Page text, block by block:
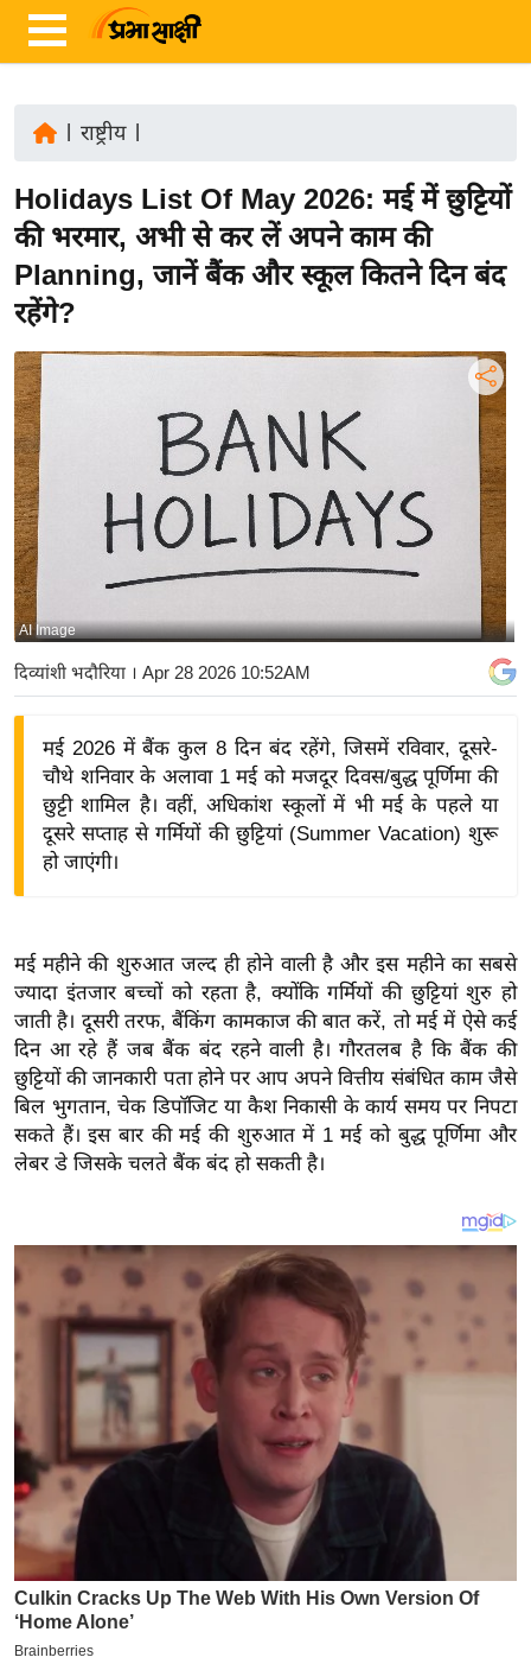
ज़ा
ख
ब
र
ष्ट्री
य
अं
त
र्रा
ष्ट्री
य
बि
ज़
स
द्यो
शे
ष
ज्ञ
रा
य
ब
ज
ट
के
L
2
0
2
6
क्रा
इ
म
राष्ट्रीय|
Holidays List Of May 2026: मई में छुट्टियों
की भरमार, अभी से कर लें अपने काम की
Planning, जानें बैंक और स्कूल कितने दिन बंद
रहेंगे?
AI Image
दिव्यांशी भदौरिया । Apr 28 2026 10:52AM
मई 2026 में बैंक कुल 8 दिन बंद रहेंगे, जिसमें रविवार, दूसरे-
चौथे शनिवार के अलावा 1 मई को मजदूर दिवस/बुद्ध पूर्णिमा की
छुट्टी शामिल है। वहीं, अधिकांश स्कूलों में भी मई के पहले या
दूसरे सप्ताह से गर्मियों की छुट्टियां (Summer Vacation) शुरू
हो जाएंगी।
मई महीने की शुरुआत जल्द ही होने वाली है और इस महीने का सबसे
ज्यादा इंतजार बच्चों को रहता है, क्योंकि गर्मियों की छुट्टियां शुरु हो
जाती है। दूसरी तरफ, बैंकिंग कामकाज की बात करें, तो मई में ऐसे कई
दिन आ रहे हैं जब बैंक बंद रहने वाली है। गौरतलब है कि बैंक की
छुट्टियों की जानकारी पता होने पर आप अपने वित्तीय संबंधित काम जैसे
बिल भुगतान, चेक डिपॉजिट या कैश निकासी के कार्य समय पर निपटा
सकते हैं। इस बार की मई की शुरुआत में 1 मई को बुद्ध पूर्णिमा और
लेबर डे जिसके चलते बैंक बंद हो सकती है।